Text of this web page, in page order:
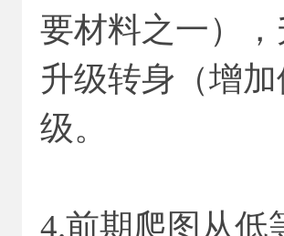
要材料之一）
升级转身（增
级。
4.前期爬图从低